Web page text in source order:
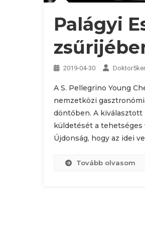
Palágyi
2019-04-30 Doktor5ker
A S. Pellegrino Young
nemzetközi
döntőben. A kiválasztott
küldetését a
Újdonság, hogy az idei
Tovább olvasom